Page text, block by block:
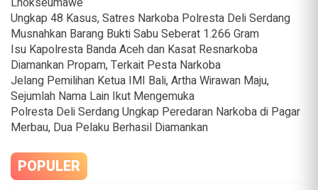
Ungkap 48 Kasus, Satres Narkoba Polresta Deli Serdang
Musnahkan Barang Bukti Sabu Seberat 1.266 Gram
Isu Kapolresta Banda Aceh dan Kasat Resnarkoba
Diamankan Propam, Terkait Pesta Narkoba
Jelang Pemilihan Ketua IMI Bali, Artha Wirawan Maju,
Sejumlah Nama Lain Ikut Mengemuka
Polresta Deli Serdang Ungkap Peredaran Narkoba di Pagar
Merbau, Dua Pelaku Berhasil Diamankan
POPULER